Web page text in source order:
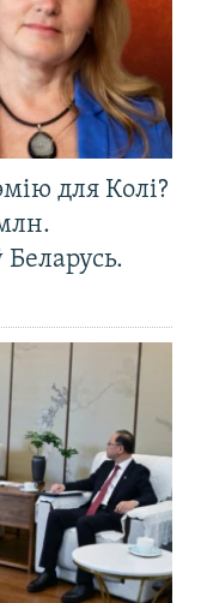
для Колі?